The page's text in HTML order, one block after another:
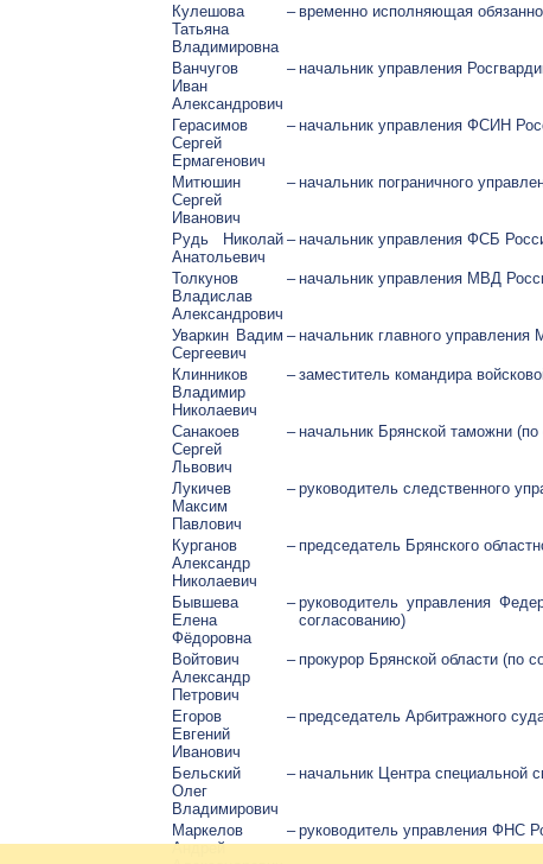
Кулешова
Татьяна
Владимировна
– временно исполняющая
Ванчугов
Иван
Александрович
– начальник управления
Герасимов
Сергей
Ермагенович
– начальник управления ФСИН
Митюшин
Сергей
Иванович
– начальник пограничного
Рудь Николай
Анатольевич
– начальник управления ФСБ
Толкунов
Владислав
Александрович
– начальник управления МВД
Уваркин Вадим
Сергеевич
– начальник главного
Клинников
Владимир
Николаевич
– заместитель командира
Санакоев
Сергей
Львович
– начальник Брянской таможни
Лукичев
Максим
Павлович
– руководитель следственного
Курганов
Александр
Николаевич
– председатель Брянского
Бывшева
Елена
Фёдоровна
– руководитель управления
согласованию)
Войтович
Александр
Петрович
– прокурор Брянской области (по
Егоров
Евгений
Иванович
– председатель Арбитражного
Бельский
Олег
Владимирович
– начальник Центра специальной
Маркелов
Андрей
– руководитель управления ФНС